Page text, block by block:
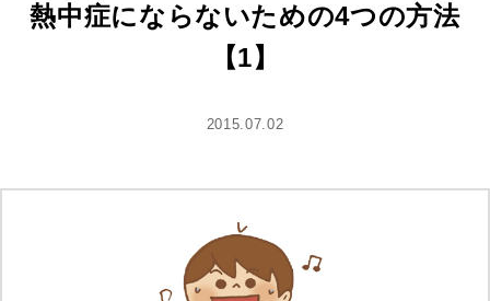
熱中症にならないための4つの方法
【1】
2015.07.02